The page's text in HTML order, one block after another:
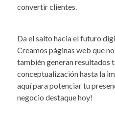
convertir clientes.
Da el salto hacia el futuro
Creamos páginas web que
también generan resultados
conceptualización hasta la
aquí para potenciar tu
negocio destaque hoy!